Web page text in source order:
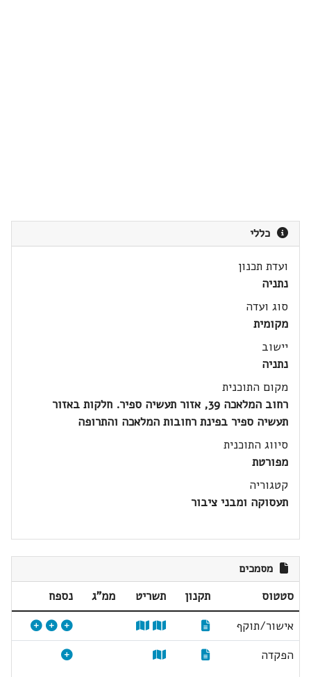
כללי
ועדת תכנון
נתניה
סוג ועדה
מקומית
יישוב
נתניה
מקום התוכנית
רחוב המלאכה 39, אזור תעשיה ספיר. חלקות באזור
תעשיה ספיר בפינת רחובות המלאכה והתרופה
סיווג התוכנית
מפורטת
קטגוריה
תעסוקה ומבני ציבור
מסמכים
סטטוס תקנון תשריט ממ"ג
נספח
אישור/תוקף
הפקדה